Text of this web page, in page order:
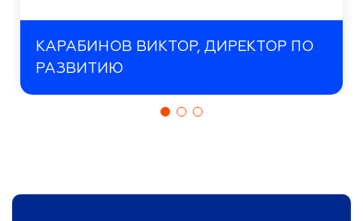
КАРАБИНОВ ВИКТОР, ДИРЕКТОР ПО
РАЗВИТИЮ